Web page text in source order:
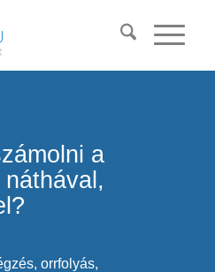
a
orrfolyás,